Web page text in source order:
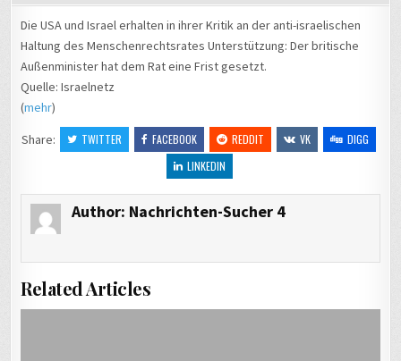
Die USA und Israel erhalten in ihrer Kritik an der anti-israelischen
Haltung des Menschenrechtsrates Unterstützung: Der britische
Außenminister hat dem Rat eine Frist gesetzt.
Quelle: Israelnetz
(mehr)
Share:
TWITTER FACEBOOK REDDIT VK
DIGG
LINKEDIN
Author: Nachrichten-Sucher 4
Related Articles